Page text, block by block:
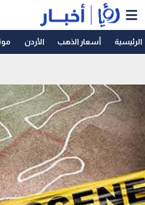
الرئيسية أسعار الذهب الأردن